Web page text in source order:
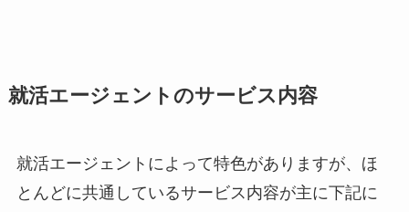
就活エージェントのサービス内容
就活エージェントによって特色がありますが、ほ
とんどに共通しているサービス内容が主に下記に